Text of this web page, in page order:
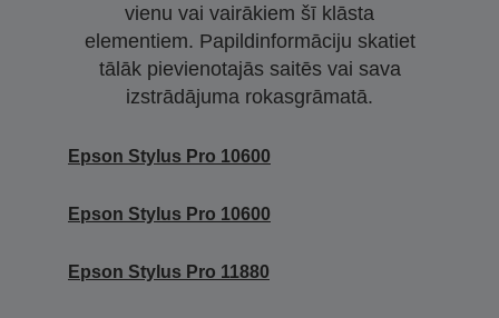
vienu vai vairākiem šī klāsta
elementiem. Papildinformāciju skatiet
tālāk pievienotajās saitēs vai sava
izstrādājuma rokasgrāmatā.
Epson Stylus Pro 10600
Epson Stylus Pro 10600
Epson Stylus Pro 11880